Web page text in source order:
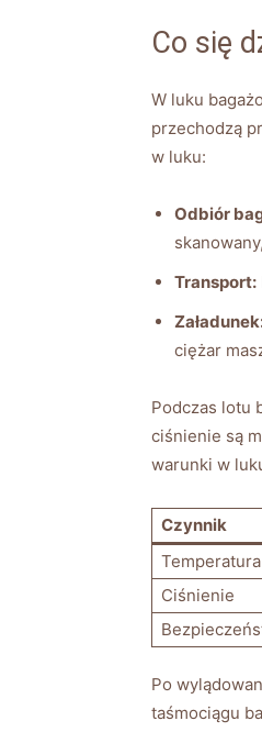
Co się
W luku
przechodzą
‌w luku:
Odbiór
Transport:
ciężar
Podczas ‌lotu
ciśnienie są
warunki w
Czynnik
Temperatura
Ciśnienie
Po
taśmociągu⁣